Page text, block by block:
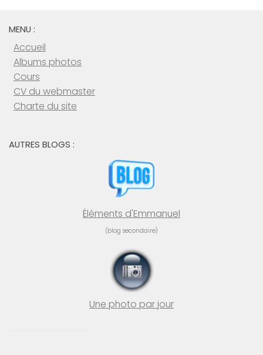
MENU :
Accueil
Albums photos
Cours
CV du webmaster
Charte du site
AUTRES BLOGS :
Éléments d'Emmanuel
(blog secondaire)
Une photo par jour